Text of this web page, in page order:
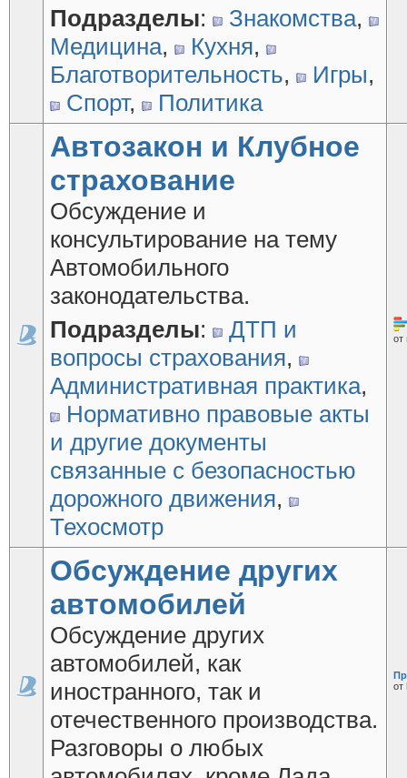
Подразделы: Знакомства,
Медицина, Кухня,
Благотворительность, Игры,
Спорт, Политика
Автозакон и Клубное
страхование
Обсуждение и
консультирование на тему
Автомобильного
законодательства.
Подразделы:
ДТП и
вопросы страхования,
Административная практика,
Нормативно правовые акты
и другие документы
связанные с безопасностью
дорожного движения,
Техосмотр
от
Обсуждение других
автомобилей
Обсуждение других
автомобилей, как
иностранного, так и
отечественного производства.
Разговоры о любых
от